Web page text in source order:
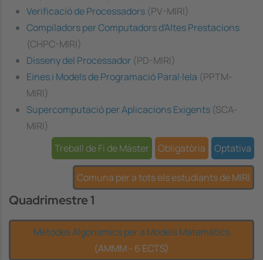
Verificació de Processadors (PV-MIRI)
Compiladors per Computadors d'Altes Prestacions
(CHPC-MIRI)
Disseny del Processador (PD-MIRI)
Eines i Models de Programació Paral·lela (PPTM-
MIRI)
Supercomputació per Aplicacions Exigents (SCA-
MIRI)
Optativa
Obligatòria
Treball de Fi de Màster
Comuna per a tots els estudiants de MIRI
Quadrimestre 1
Mètodes Algorísmics per a Models Matemàtics
(AMMM - 6 ECTS)